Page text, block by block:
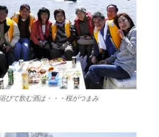
びて飲む酒は・・・桜がつまみ